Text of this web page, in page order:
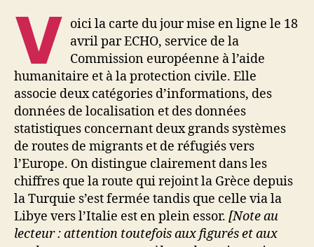
V oici la carte du jour mise en ligne le 18
avril par ECHO, service de la
Commission européenne à l’aide
humanitaire et à la protection civile. Elle
associe deux catégories d’informations, des
données de localisation et des données
statistiques concernant deux grands systèmes
de routes de migrants et de réfugiés vers
l’Europe. On distingue clairement dans les
chiffres que la route qui rejoint la Grèce depuis
la Turquie s’est fermée tandis que celle via la
Libye vers l’Italie est en plein essor. [Note au
lecteur : attention toutefois aux figurés et aux